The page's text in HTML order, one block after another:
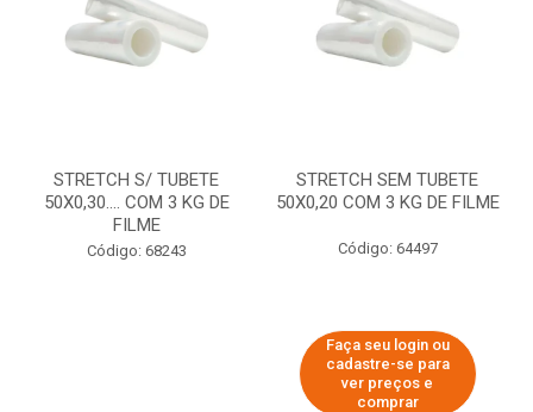
STRETCH S/ TUBETE
50X0,30.... COM 3 KG DE
FILME
Código: 68243
STRETCH SEM TUBETE
50X0,20 COM 3 KG DE FILME
Código: 64497
Faça seu login ou
cadastre-se para
ver preços e
comprar